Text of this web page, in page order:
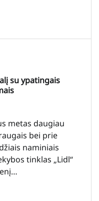
su ypatingais
metas daugiau
bei prie
naminiais
tinklas „Lidl“